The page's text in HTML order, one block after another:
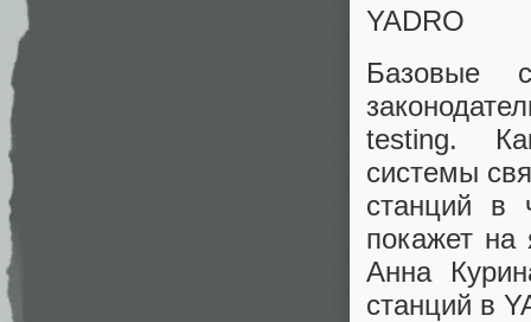
YADRO
Базовые
testing.
системы
станций в
покажет на
Анна
станций в